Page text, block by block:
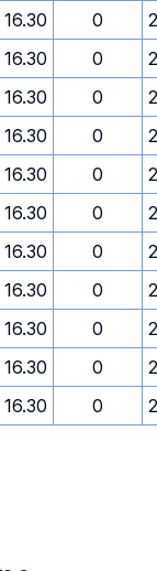
16.30 0
16.30 0
16.30 0
16.30 0
16.30 0
16.30 0
16.30 0
16.30 0
16.30 0
16.30 0
16.30 0